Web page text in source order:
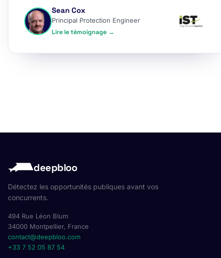
Sean Cox
Principal Protection Engineer
Lire le témoignage →
deepbloo
Détectez les opportunités publiques avant vos
concurrents.
494 Rue Léon Blum
34000 Montpellier, France
contact@deepbloo.com
+33 7 52 05 87 54